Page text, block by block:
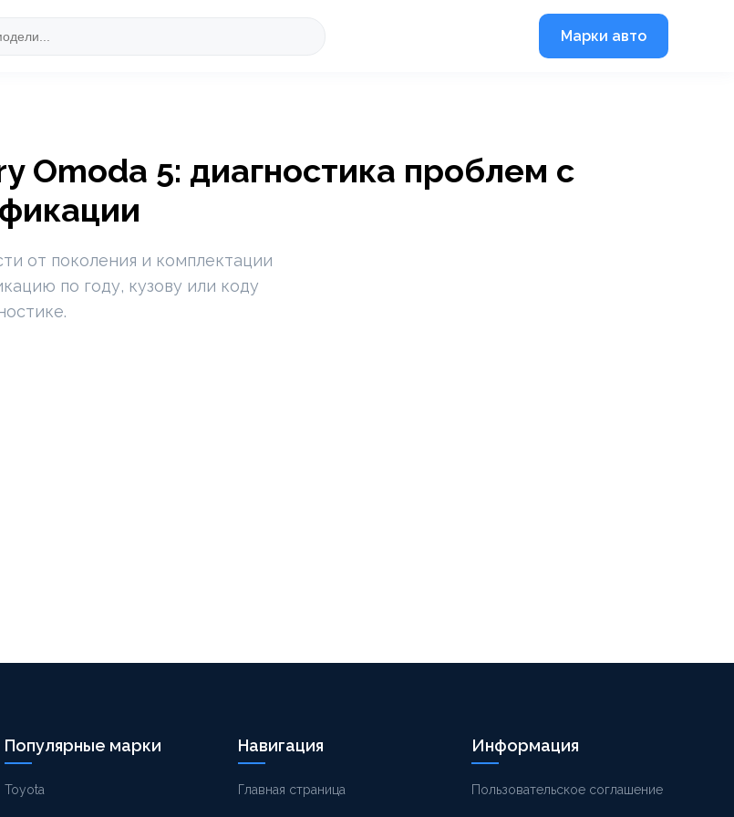
Марки авто
Omoda 5: диагностика проблем с
от поколения и комплектации
по году, кузову или коду
Популярные марки
Toyota
Навигация
Главная страница
Информация
Пользовательское соглашение